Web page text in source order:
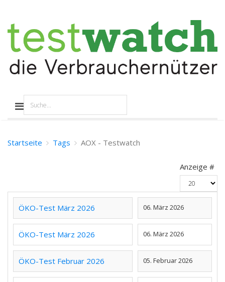
Startseite Tags AOX - Testwatch
Anzeige #
ÖKO-Test März 2026 06. März 2026
ÖKO-Test März 2026 06. März 2026
ÖKO-Test Februar 2026 05. Februar 2026